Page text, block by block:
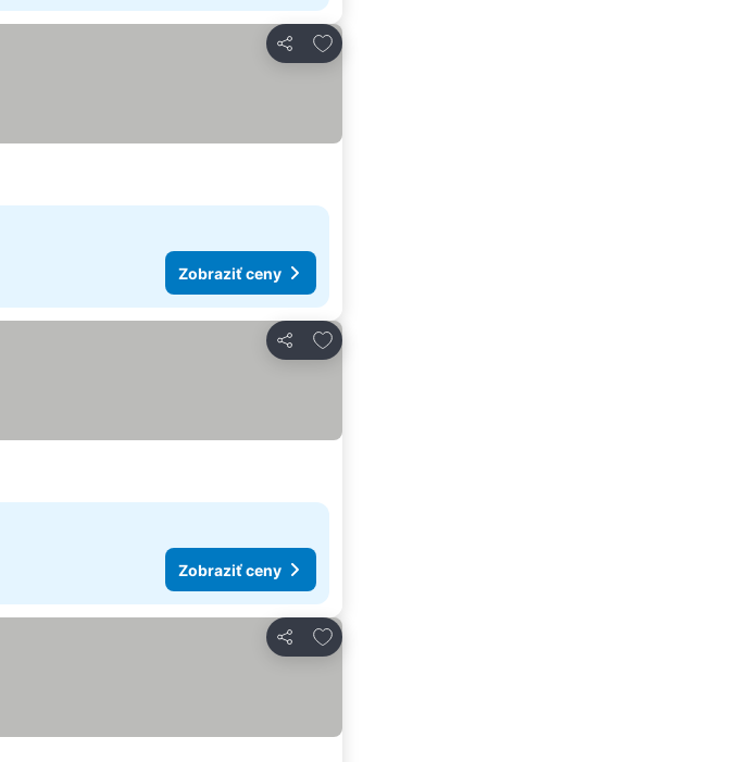
Zdieľať
Pridať do obľúbených
Zobraziť ceny
Zdieľať
Pridať do obľúbených
Zobraziť ceny
Zdieľať
Pridať do obľúbených